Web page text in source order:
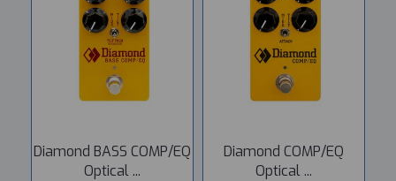
Diamond BASS COMP/EQ
Optical ...
Diamond COMP/EQ
Optical ...